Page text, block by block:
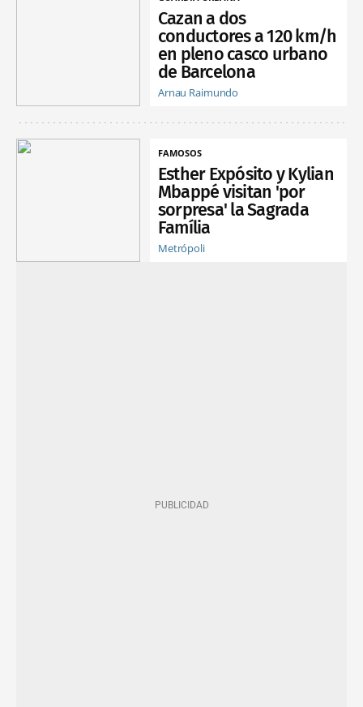
Cazan a dos
conductores a 120 km/h
en pleno casco urbano
de Barcelona
Arnau Raimundo
FAMOSOS
Esther Expósito y Kylian
Mbappé visitan 'por
sorpresa' la Sagrada
Família
Metrópoli